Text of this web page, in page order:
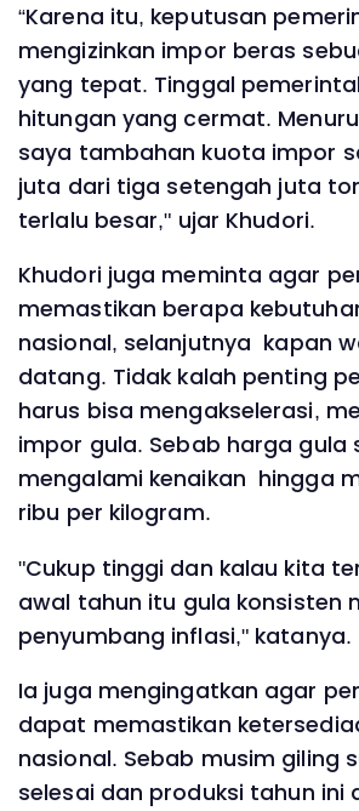
“Karena itu, keputusan
mengizinkan impor beras
yang tepat. Tinggal
hitungan yang cermat.
saya tambahan kuota impor
juta dari tiga setengah juta
terlalu besar," ujar Khudori.
Khudori juga meminta agar
memastikan berapa
nasional, selanjutnya kapan
datang. Tidak kalah penting
harus bisa mengakselerasi,
impor gula. Sebab harga gula
mengalami kenaikan hingga
ribu per kilogram.
"Cukup tinggi dan kalau kita
awal tahun itu gula konsisten
penyumbang inflasi," katanya.
Ia juga mengingatkan agar
dapat memastikan
nasional. Sebab musim giling
selesai dan produksi tahun ini